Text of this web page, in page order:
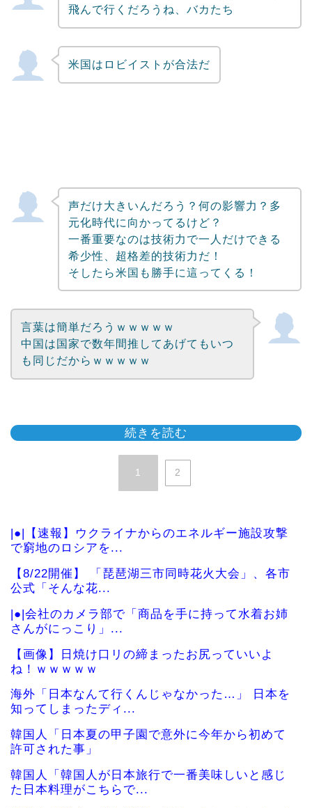
飛んで行くだろうね、バカたち
米国はロビイストが合法だ
声だけ大きいんだろう？何の影響力？多
元化時代に向かってるけど？
一番重要なのは技術力で一人だけできる
希少性、超格差的技術力だ！
そしたら米国も勝手に這ってくる！
言葉は簡単だろうｗｗｗｗｗ
中国は国家で数年間推してあげてもいつ
も同じだからｗｗｗｗｗ
続きを読む
1 2
|●|【速報】ウクライナからのエネルギー施設攻撃
で窮地のロシアを...
【8/22開催】 「琵琶湖三市同時花火大会」、各市
公式「そんな花...
|●|会社のカメラ部で「商品を手に持って水着お姉
さんがにっこり」...
【画像】日焼け口リの締まったお尻っていいよ
ね！ｗｗｗｗｗ
海外「日本なんて行くんじゃなかった…」 日本を
知ってしまったディ...
韓国人「日本夏の甲子園で意外に今年から初めて
許可された事」
韓国人「韓国人が日本旅行で一番美味しいと感じ
た日本料理がこちらで...